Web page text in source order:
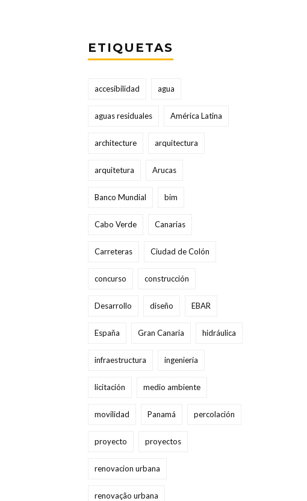
ETIQUETAS
accesibilidad agua
aguas residuales América Latina
architecture arquitectura
arquitetura Arucas
Banco Mundial bim
Cabo Verde Canarias
Carreteras Ciudad de Colón
concurso construcción
Desarrollo diseño EBAR
España Gran Canaria hidráulica
infraestructura ingeniería
licitación medio ambiente
movilidad Panamá percolación
proyecto proyectos
renovacion urbana
renovação urbana